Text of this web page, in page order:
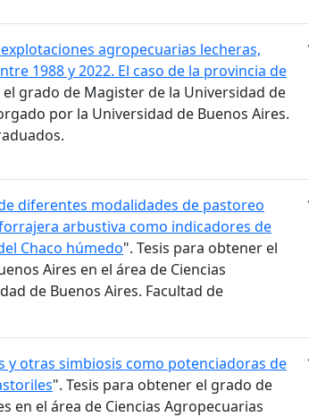
agropecuarias lecheras,
1988 y 2022. El caso de la provincia de
grado de Magister de la Universidad de
por la Universidad de Buenos Aires.
diferentes modalidades de pastoreo
arbustiva como indicadores de
Chaco húmedo". Tesis para obtener el
Aires en el área de Ciencias
de Buenos Aires. Facultad de
y otras simbiosis como potenciadoras de
". Tesis para obtener el grado de
en el área de Ciencias Agropecuarias